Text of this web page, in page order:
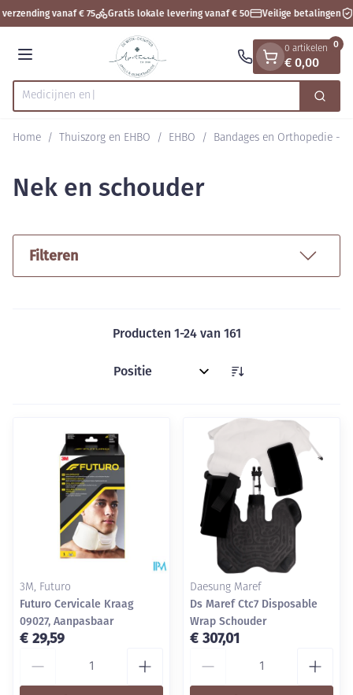
Ga naar de inhoud
1 van 1vanaf € 75 Gratis lokale levering vanaf € 50 Veilige betalingen
Menu
Product, merk, categorie... Zoek
0 artikelen
€ 0,00
0
Home / Thuiszorg en EHBO / EHBO / Bandages en Orthopedie -
Nek en schouder
Filteren
Producten 1-24van 161
Sorteer op:
3M, Futuro
Futuro Cervicale Kraag
09027, Aanpasbaar
€ 29,59
Daesung Maref
Ds Maref Ctc7 Disposable
Wrap Schouder
€ 307,01